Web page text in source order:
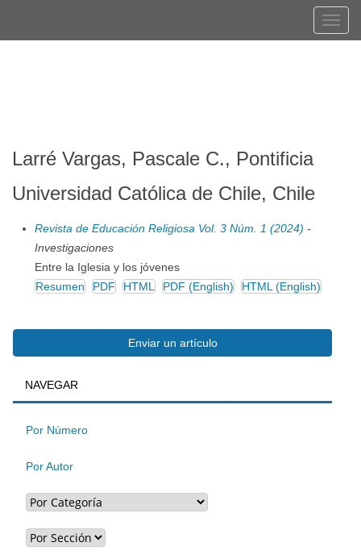
Larré Vargas, Pascale C., Pontificia
Universidad Católica de Chile, Chile
Revista de Educación Religiosa Vol. 3 Núm. 1 (2024) -
Investigaciones
Entre la Iglesia y los jóvenes
Resumen
PDF HTML PDF (English) HTML (English)
Enviar
un
artículo
Enviar un artículo
BUSQUEDA
NAVEGAR
Por Número
Por Autor